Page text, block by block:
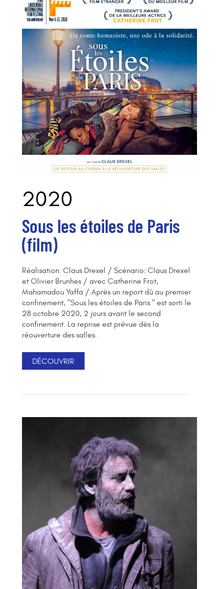
2020
Sous les étoiles de Paris
(film)
Réalisation: Claus Drexel / Scénario: Claus Drexel
et Olivier Brunhes / avec Catherine Frot,
Mahamadou Yaffa / Après un report dû au premier
confinement, "Sous les étoiles de Paris " est sorti le
28 octobre 2020, 2 jours avant le second
confinement. La reprise est prévue dès la
réouverture des salles.
DÉCOUVRIR